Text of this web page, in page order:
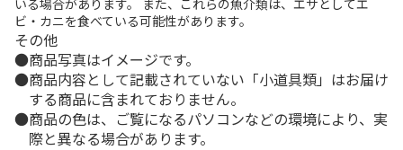
ビ・カニを食べている可能性があります。
その他
商品写真はイメージです。
商品内容として記載されていない「小道具類」はお届け
する商品に含まれておりません。
商品の色は、ご覧になるパソコンなどの環境により、実
際と異なる場合があります。